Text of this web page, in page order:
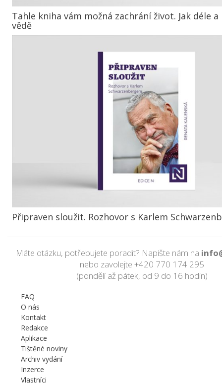
Tahle kniha vám možná zachrání život. Jak déle
vědě
Připraven sloužit. Rozhovor s Karlem
Máte otázku, potřebujete poradit? Napište nám na
nebo zavolejte +420 770 174 295
(pondělí až pátek, od 9 do 16 hodin)
FAQ
O nás
Kontakt
Redakce
Aplikace
Tištěné noviny
Archiv vydání
Inzerce
Vlastníci